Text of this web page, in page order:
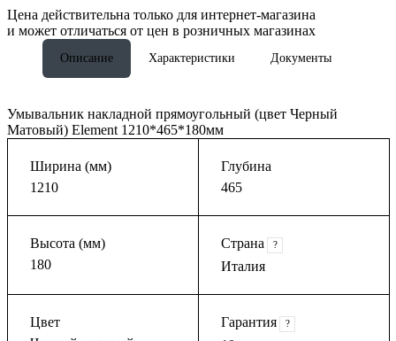
Цена действительна только для интернет-магазина
и может отличаться от цен в розничных магазинах
Описание Характеристики Документы
Умывальник накладной прямоугольный (цвет Черный
Матовый) Element 1210*465*180мм
Ширина (мм)
1210
Глубина
465
Высота (мм)
180
Страна ?
Италия
Цвет
Гарантия ?